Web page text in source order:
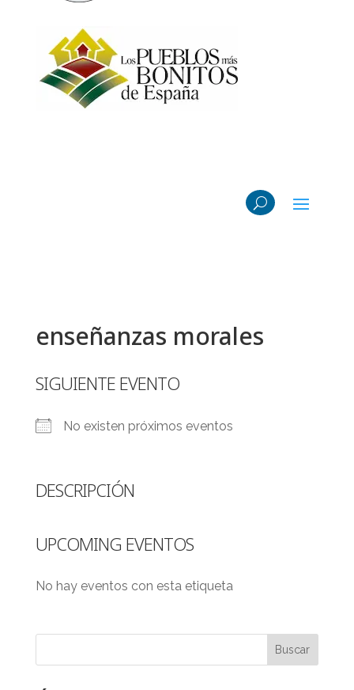
enseñanzas morales
SIGUIENTE EVENTO
No existen próximos eventos
DESCRIPCIÓN
UPCOMING EVENTOS
No hay eventos con esta etiqueta
Buscar